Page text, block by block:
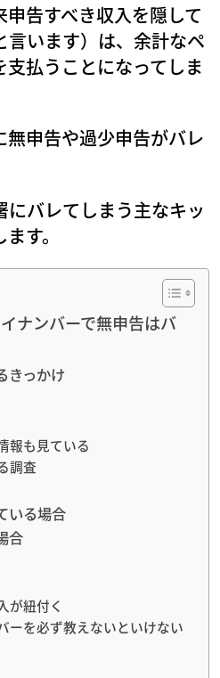
告すべき収入を隠して
言います）は、余計なペ
払うことになってしま
無申告や過少申告がバレ
バレてしまう主なキッ
す。
ナンバーで無申告はバ
きっかけ
報も見ている
調査
いる場合
合
が紐付く
ーを必ず教えないといけない